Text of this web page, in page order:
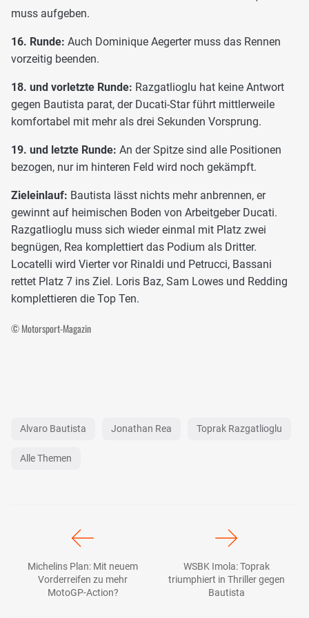
muss aufgeben.
16. Runde: Auch Dominique Aegerter muss das Rennen
vorzeitig beenden.
18. und vorletzte Runde: Razgatlioglu hat keine Antwort
gegen Bautista parat, der Ducati-Star führt mittlerweile
komfortabel mit mehr als drei Sekunden Vorsprung.
19. und letzte Runde: An der Spitze sind alle Positionen
bezogen, nur im hinteren Feld wird noch gekämpft.
Zieleinlauf: Bautista lässt nichts mehr anbrennen, er
gewinnt auf heimischen Boden von Arbeitgeber Ducati.
Razgatlioglu muss sich wieder einmal mit Platz zwei
begnügen, Rea komplettiert das Podium als Dritter.
Locatelli wird Vierter vor Rinaldi und Petrucci, Bassani
rettet Platz 7 ins Ziel. Loris Baz, Sam Lowes und Redding
komplettieren die Top Ten.
© Motorsport-Magazin
Alvaro Bautista Jonathan Rea Toprak Razgatlioglu
Alle Themen
Michelins Plan: Mit neuem
Vorderreifen zu mehr
MotoGP-Action?
WSBK Imola: Toprak
triumphiert in Thriller gegen
Bautista